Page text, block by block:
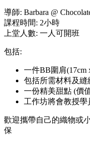
導師: Barbara @
課程時間: 2小時
上堂人數: 一人可開班
包括:
一件BB圍肩(17cm
包括所需材料及縫
一份精美甜點 (價
工作坊將會教授
歡迎攜帶自己的織物或
保